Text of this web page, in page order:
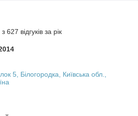
627 відгуків за рік
5, Білогородка, Київська обл.,